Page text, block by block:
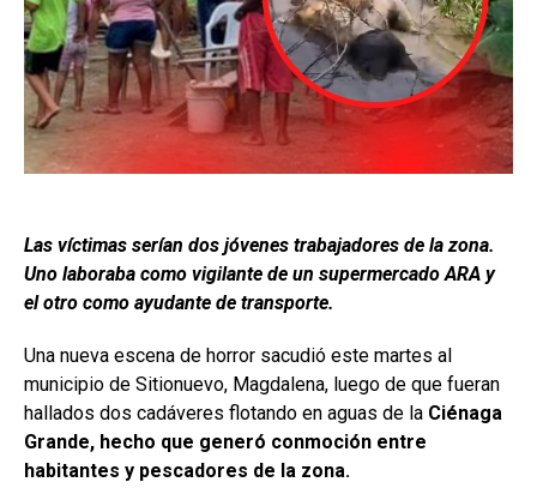
Las víctimas serían dos jóvenes trabajadores de la zona.
Uno laboraba como vigilante de un supermercado ARA y
el otro como ayudante de transporte.
Una nueva escena de horror sacudió este martes al
municipio de Sitionuevo, Magdalena, luego de que fueran
hallados dos cadáveres flotando en aguas de la Ciénaga
Grande, hecho que generó conmoción entre
habitantes y pescadores de la zona.